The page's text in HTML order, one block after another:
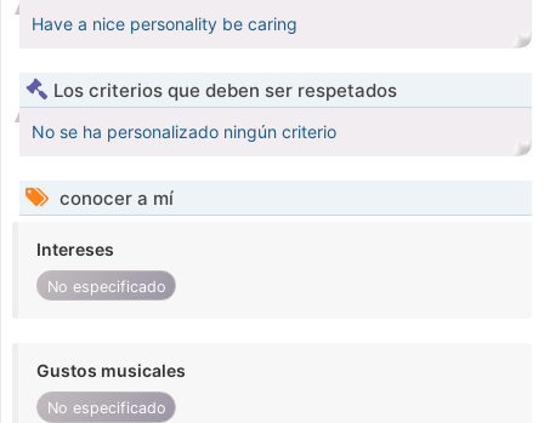
Have a nice personality be caring
Los criterios que deben ser respetados
No se ha personalizado ningún criterio
conocer a mí
Intereses
No especificado
Gustos musicales
No especificado